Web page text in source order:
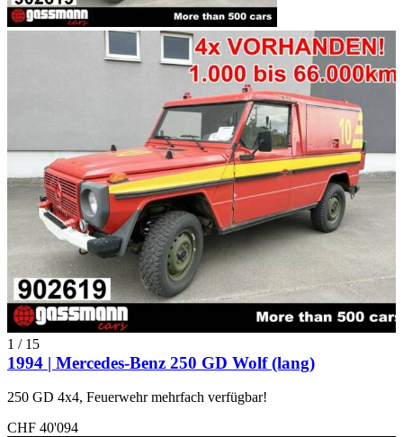
1 / 15
1994 | Mercedes-Benz 250 GD Wolf (lang)
250 GD 4x4, Feuerwehr mehrfach verfügbar!
CHF 40'094